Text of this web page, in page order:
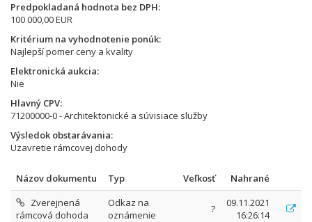
Predpokladaná hodnota bez DPH
100 000,00 EUR
Kritérium na vyhodnotenie ponúk
Najlepší pomer ceny a kvality
Elektronická aukcia
Nie
Hlavný CPV
71200000-0 - Architektonické a súvisiace služby
Výsledok obstarávania
Uzavretie rámcovej dohody
Názov dokumentu Typ Veľkosť
Nahrané
Zverejnená
rámcová dohoda
Odkaz na
oznámenie
?
09.11.2021
16:26:14